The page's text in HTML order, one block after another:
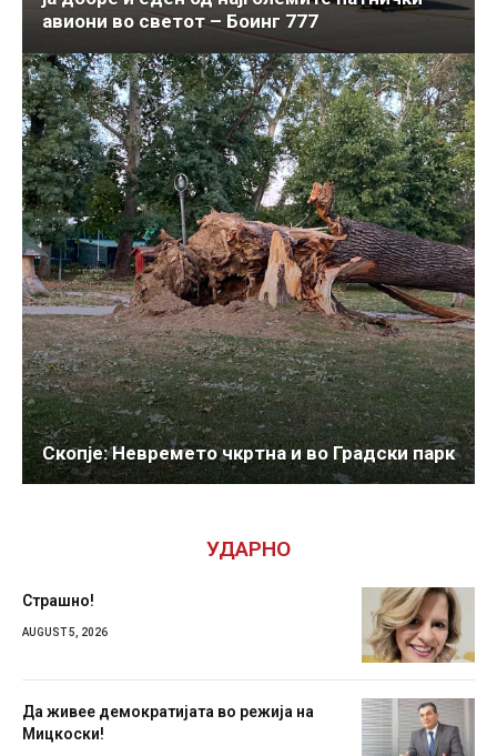
авиони во светот – Боинг 777
Скопје: Невремето чкртна и во Градски парк
УДАРНО
Страшно!
AUGUST 5, 2026
Да живее демократијата во режија на
Мицкоски!